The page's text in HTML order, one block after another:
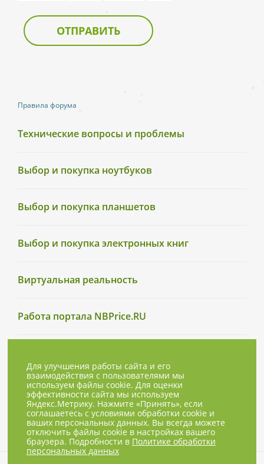
Правила форума
Технические вопросы и проблемы
Выбор и покупка ноутбуков
Выбор и покупка планшетов
Выбор и покупка электронных книг
Виртуальная реальность
Работа портала NBPrice.RU
ОТПРАВИТЬ
Для улучшения работы сайта и его
взаимодействия с пользователями мы
используем файлы cookie. Для оценки
эффективности сайта мы используем
Яндекс.Метрику. Нажмите «Принять», если
соглашаетесь с условиями обработки cookie и
ваших персональных данных. Вы всегда можете
отключить файлы cookie в настройках вашего
браузера. Подробности в Политике обработки
персональных данных